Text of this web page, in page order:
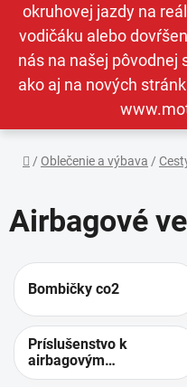
okruhovej jazdy na
vodičáku alebo
nás na našej
ako aj na nových
Domov
/ Oblečenie a výbava /
Airbagové
Bombičky co2
Príslušenstvo k
airbagovým
vestám